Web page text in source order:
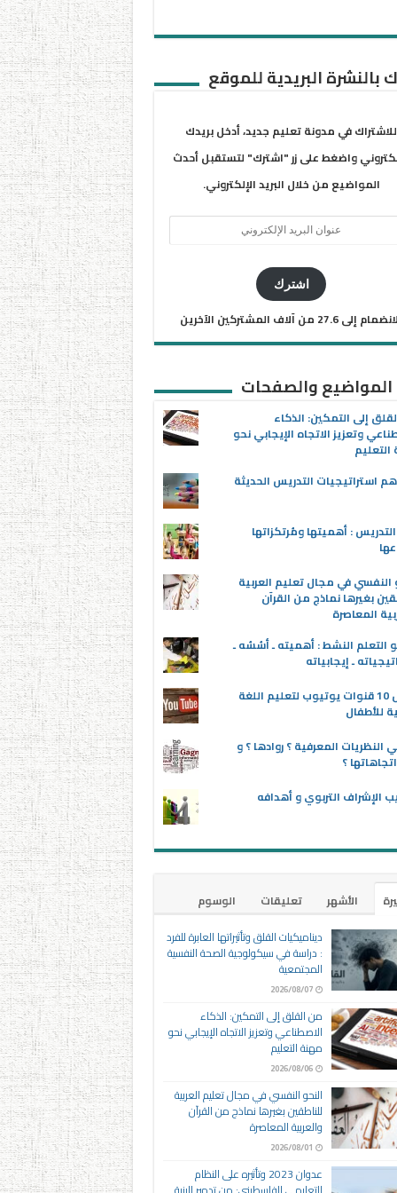
بالنشرة البريدية للموقع
للاشتراك في مدونة تعليم جديد، أدخل بريدك
واضغط على زر "اشترك" لتستقبل أحدث
المواضيع من خلال البريد الإلكتروني.
اشترك
إلى 27.6 من آلاف المشتركين الآخرين
المواضيع والصفحات
إلى التمكين: الذكاء
وتعزيز الاتجاه الإيجابي نحو
استراتيجيات التدريس الحديثة
: أهميتها ومُرتكزاتها
النفسي في مجال تعليم العربية
بغيرها نماذج من القرآن
المعاصرة
التعلم النشط : أهميته ـ أسُسُه ـ
ـ إيجابياته
أفضل 10 قنوات يوتيوب لتعليم اللغة
للأطفال
النظريات المعرفية ؟ روادها ؟ و
؟
الإشراف التربوي و أهدافه
الأشهر تعليقات
الوسوم
ديناميكيات القلق وتأثيراتها العابرة للفرد
: دراسة في سيكولوجية الصحة النفسية
المجتمعية
2026/08/07
من القلق إلى التمكين: الذكاء
الاصطناعي وتعزيز الاتجاه الإيجابي نحو
مهنة التعليم
2026/08/06
النحو النفسي في مجال تعليم العربية
للناطقين بغيرها نماذج من القرآن
والعربية المعاصرة
2026/08/01
عدوان 2023 وتأثيره على النظام